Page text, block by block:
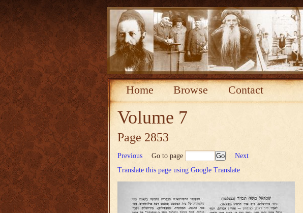
Home Browse Contact
Volume 7
Page 2853
Previous Go to page
Next
Translate this page using Google Translate